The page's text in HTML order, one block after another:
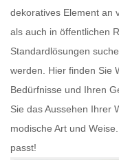
dekoratives Element an
als auch in öffentlichen
Standardlösungen
werden. Hier finden Sie
Bedürfnisse und Ihren
Sie das Aussehen Ihrer
modische Art und Weise.
passt!